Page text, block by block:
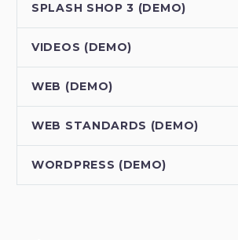
SPLASH SHOP 3 (DEMO)
VIDEOS (DEMO)
WEB (DEMO)
WEB STANDARDS (DEMO)
WORDPRESS (DEMO)